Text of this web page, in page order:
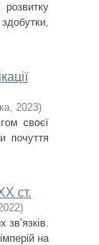
, 2023)
своєї
почуття
ст.
)
на